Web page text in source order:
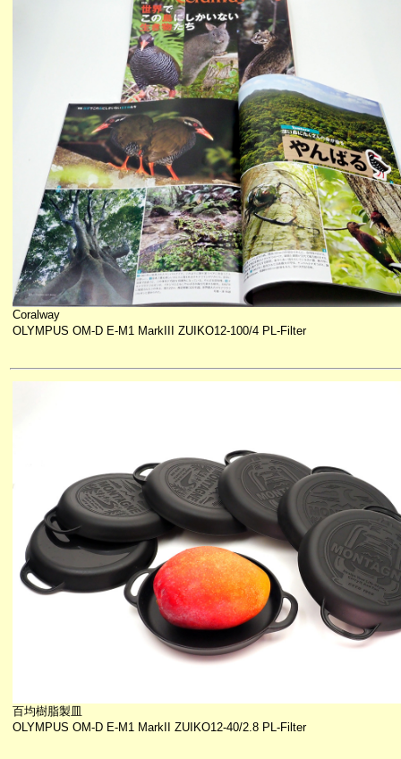
Coralway
OLYMPUS OM-D E-M1 MarkIII ZUIKO12-100/4 PL-Filter
百均樹脂製皿
OLYMPUS OM-D E-M1 MarkII ZUIKO12-40/2.8 PL-Filter